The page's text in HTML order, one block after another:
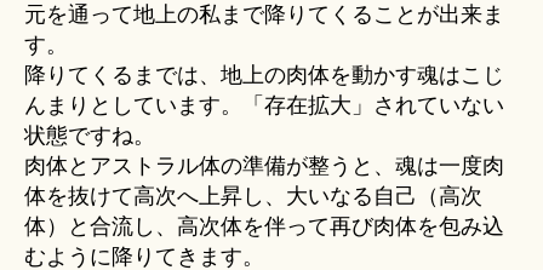
元を通って地上の私まで降りてくることが出来ま
す。
降りてくるまでは、地上の肉体を動かす魂はこじ
んまりとしています。「存在拡大」されていない
状態ですね。
肉体とアストラル体の準備が整うと、魂は一度肉
体を抜けて高次へ上昇し、大いなる自己（高次
体）と合流し、高次体を伴って再び肉体を包み込
むように降りてきます。